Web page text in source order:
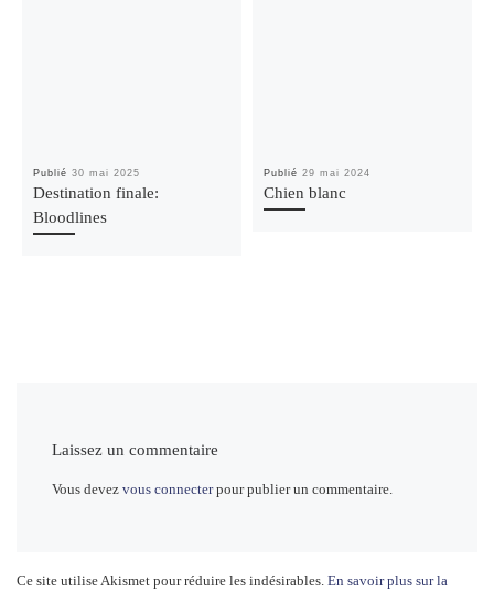
Publié30 mai 2025
Destination finale:
Bloodlines
Publié29 mai 2024
Chien blanc
Laissez un commentaire
Vous devezvous connecterpour publier un commentaire.
Ce site utilise Akismet pour réduire les indésirables. En savoir plus sur la